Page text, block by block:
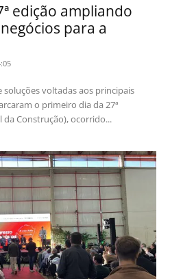
edição ampliando
para a
soluções voltadas aos principais
o primeiro dia da 27ª
Construção), ocorrido...